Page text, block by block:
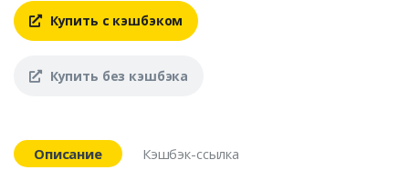
Купить с кэшбэком
Купить без кэшбэка
Описание
Кэшбэк-ссылка